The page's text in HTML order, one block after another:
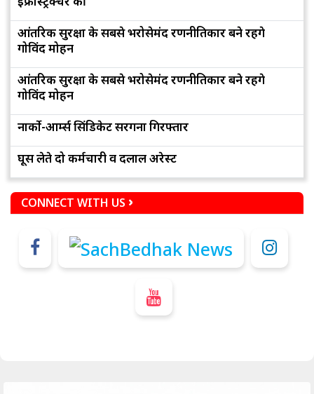
आंतरिक सुरक्षा के सबसे भरोसेमंद रणनीतिकार बने रहेंगे
गोविंद मोहन
आंतरिक सुरक्षा के सबसे भरोसेमंद रणनीतिकार बने रहेंगे
गोविंद मोहन
नार्को-आर्म्स सिंडिकेट सरगना गिरफ्तार
घूस लेते दो कर्मचारी व दलाल अरेस्ट
CONNECT WITH US